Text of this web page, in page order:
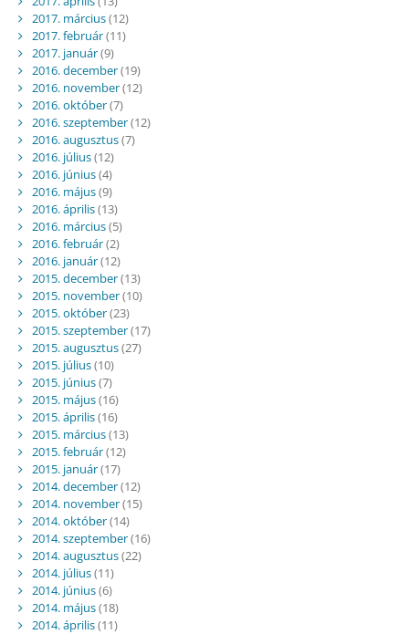
2017. március(12)
2017. február(11)
2017. január(9)
2016. december(19)
2016. november(12)
2016. október(7)
2016. szeptember(12)
2016. augusztus(7)
2016. július(12)
2016. június(4)
2016. május(9)
2016. április(13)
2016. március(5)
2016. február(2)
2016. január(12)
2015. december(13)
2015. november(10)
2015. október(23)
2015. szeptember(17)
2015. augusztus(27)
2015. július(10)
2015. június(7)
2015. május(16)
2015. április(16)
2015. március(13)
2015. február(12)
2015. január(17)
2014. december(12)
2014. november(15)
2014. október(14)
2014. szeptember(16)
2014. augusztus(22)
2014. július(11)
2014. június(6)
2014. május(18)
2014. április(11)